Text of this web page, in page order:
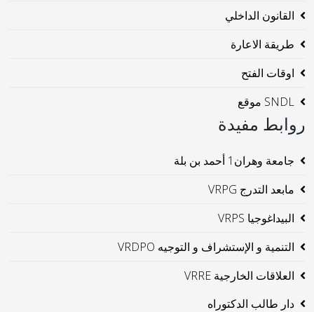
القانون الداخلي
طريقة الاعارة
اوقات الفتح
SNDL موقع
روابط مفيدة
جامعة وهران1 أحمد بن بلة
مابعد التدرج VRPG
البيداغوجيا VRPS
التنمية و الإستشراف و التوجيه VRDPO
العلاقات الخارجية VRRE
دار طالب الدكتوراه